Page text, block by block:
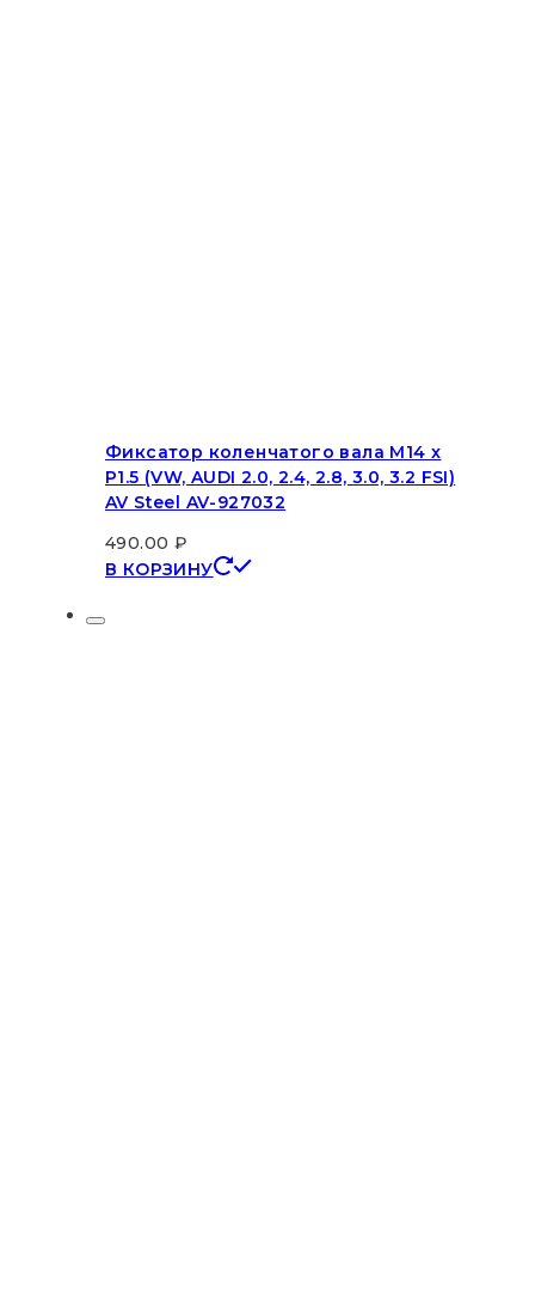
Фиксатор коленчатого вала M14 x
P1.5 (VW, AUDI 2.0, 2.4, 2.8, 3.0, 3.2 FSI)
AV Steel AV-927032
490.00 ₽
В КОРЗИНУ